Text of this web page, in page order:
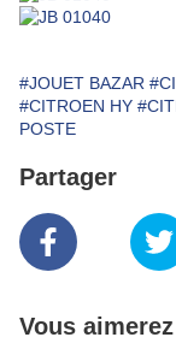
#JOUET BAZAR
#CITROEN HY
POSTE
Partager
Vous